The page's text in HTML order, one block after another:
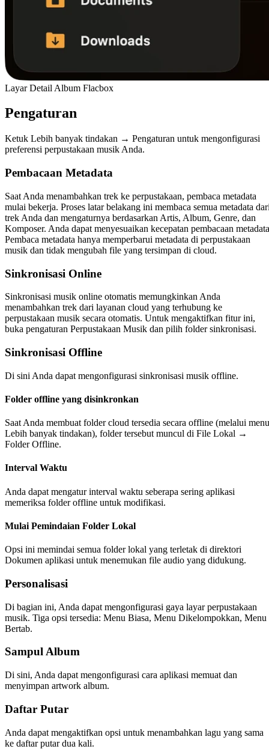
Layar Detail Album Flacbox
Pengaturan
Ketuk Lebih banyak tindakan → Pengaturan untuk mengonfigurasi
preferensi perpustakaan musik Anda.
Pembacaan Metadata
Saat Anda menambahkan trek ke perpustakaan, pembaca metadata
mulai bekerja. Proses latar belakang ini membaca semua metadata
trek Anda dan mengaturnya berdasarkan Artis, Album, Genre, dan
Komposer. Anda dapat menyesuaikan kecepatan pembacaan
Pembaca metadata hanya memperbarui metadata di perpustakaan
musik dan tidak mengubah file yang tersimpan di cloud.
Sinkronisasi Online
Sinkronisasi musik online otomatis memungkinkan Anda
menambahkan trek dari layanan cloud yang terhubung ke
perpustakaan musik secara otomatis. Untuk mengaktifkan fitur ini,
buka pengaturan Perpustakaan Musik dan pilih folder sinkronisasi.
Sinkronisasi Offline
Di sini Anda dapat mengonfigurasi sinkronisasi musik offline.
Folder offline yang disinkronkan
Saat Anda membuat folder cloud tersedia secara offline (melalui menu
Lebih banyak tindakan), folder tersebut muncul di File Lokal →
Folder Offline.
Interval Waktu
Anda dapat mengatur interval waktu seberapa sering aplikasi
memeriksa folder offline untuk modifikasi.
Mulai Pemindaian Folder Lokal
Opsi ini memindai semua folder lokal yang terletak di direktori
Dokumen aplikasi untuk menemukan file audio yang didukung.
Personalisasi
Di bagian ini, Anda dapat mengonfigurasi gaya layar perpustakaan
musik. Tiga opsi tersedia: Menu Biasa, Menu Dikelompokkan, Menu
Bertab.
Sampul Album
Di sini, Anda dapat mengonfigurasi cara aplikasi memuat dan
menyimpan artwork album.
Daftar Putar
Anda dapat mengaktifkan opsi untuk menambahkan lagu yang sama
ke daftar putar dua kali.